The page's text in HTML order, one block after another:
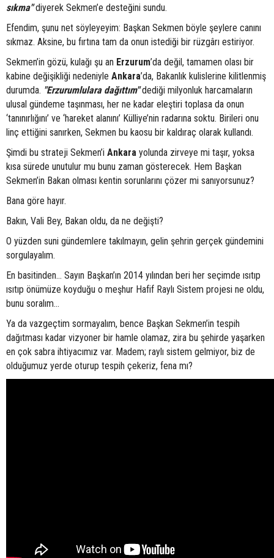
sıkma"diyerek Sekmen’e desteğini sundu.
Efendim, şunu net söyleyeyim: Başkan Sekmen böyle şeylere canını
sıkmaz. Aksine, bu fırtına tam da onun istediği bir rüzgârı estiriyor.
Sekmen’in gözü, kulağı şu an Erzurum’da değil, tamamen olası bir
kabine değişikliği nedeniyle Ankara’da, Bakanlık kulislerine kilitlenmiş
durumda. "Erzurumlulara dağıttım"dediği milyonluk harcamaların
ulusal gündeme taşınması, her ne kadar eleştiri toplasa da onun
‘tanınırlığını’ ve ‘hareket alanını’ Külliye’nin radarına soktu. Birileri onu
linç ettiğini sanırken, Sekmen bu kaosu bir kaldıraç olarak kullandı.
Şimdi bu strateji Sekmen’i Ankara yolunda zirveye mi taşır, yoksa
kısa sürede unutulur mu bunu zaman gösterecek. Hem Başkan
Sekmen’in Bakan olması kentin sorunlarını çözer mi sanıyorsunuz?
Bana göre hayır.
Bakın, Vali Bey, Bakan oldu, da ne değişti?
O yüzden suni gündemlere takılmayın, gelin şehrin gerçek gündemini
sorgulayalım.
En basitinden… Sayın Başkan’ın 2014 yılından beri her seçimde ısıtıp
ısıtıp önümüze koyduğu o meşhur Hafif Raylı Sistem projesi ne oldu,
bunu soralım...
Ya da vazgeçtim sormayalım, bence Başkan Sekmen’in tespih
dağıtması kadar vizyoner bir hamle olamaz, zira bu şehirde yaşarken
en çok sabra ihtiyacımız var. Madem; raylı sistem gelmiyor, biz de
olduğumuz yerde oturup tespih çekeriz, fena mı?